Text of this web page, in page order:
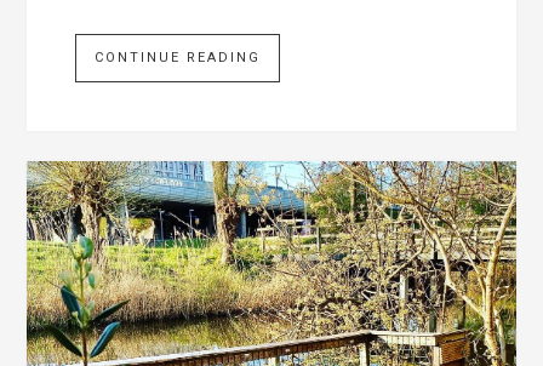
CONTINUE READING